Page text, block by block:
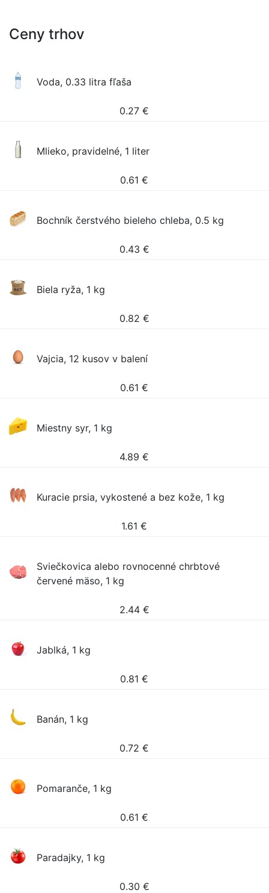
Ceny trhov
Voda, 0.33 litra fľaša
0.27 €
Mlieko, pravidelné, 1 liter
0.61 €
Bochník čerstvého bieleho chleba, 0.5 kg
0.43 €
Biela ryža, 1 kg
0.82 €
Vajcia, 12 kusov v balení
0.61 €
Miestny syr, 1 kg
4.89 €
Kuracie prsia, vykostené a bez kože, 1 kg
1.61 €
Sviečkovica alebo rovnocenné chrbtové
červené mäso, 1 kg
2.44 €
Jablká, 1 kg
0.81 €
Banán, 1 kg
0.72 €
Pomaranče, 1 kg
0.61 €
Paradajky, 1 kg
0.30 €